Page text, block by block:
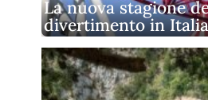
La nuova stagione
divertimento in